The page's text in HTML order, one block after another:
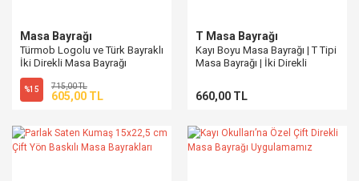
Masa Bayrağı
Türmob Logolu ve Türk Bayraklı
İki Direkli Masa Bayrağı
(15x22,5 cm)
%15 715,00 TL
605,00 TL
T Masa Bayrağı
Kayı Boyu Masa Bayrağı | T Tipi
Masa Bayrağı | İki Direkli
660,00 TL